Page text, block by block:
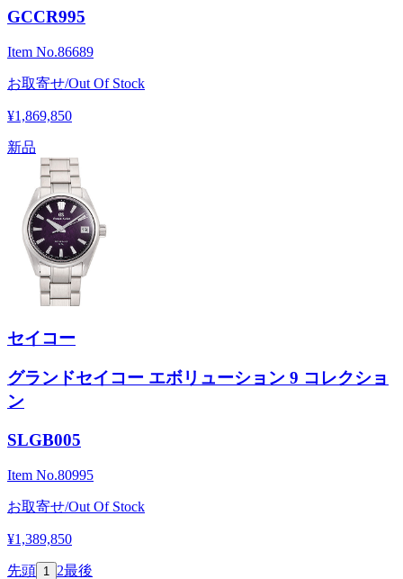
GCCR995
Item No.86689
お取寄せ/Out Of Stock
¥1,869,850
新品
セイコー
グランドセイコー エボリューション 9 コレクショ
ン
SLGB005
Item No.80995
お取寄せ/Out Of Stock
¥1,389,850
先頭 1 2最後